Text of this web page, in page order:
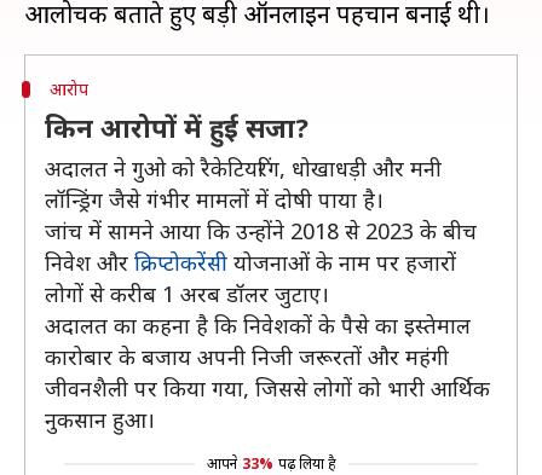
आरोप
किन आरोपों में हुई सजा?
अदालत ने गुओ को रैकेटियरिंग, धोखाधड़ी और मनी
लॉन्ड्रिंग जैसे गंभीर मामलों में दोषी पाया है।
जांच में सामने आया कि उन्होंने 2018 से 2023 के बीच
निवेश और क्रिप्टोकरेंसी योजनाओं के नाम पर हजारों
लोगों से करीब 1 अरब डॉलर जुटाए।
अदालत का कहना है कि निवेशकों के पैसे का इस्तेमाल
कारोबार के बजाय अपनी निजी जरूरतों और महंगी
जीवनशैली पर किया गया, जिससे लोगों को भारी आर्थिक
नुकसान हुआ।
आपने 33% पढ़ लिया है